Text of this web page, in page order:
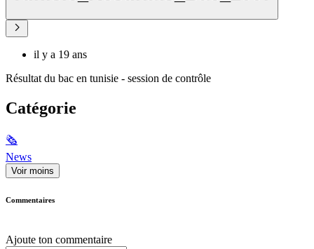
il y a 19 ans
Résultat du bac en tunisie - session de contrôle
Catégorie
🗞
News
Voir moins
Commentaires
Ajoute ton commentaire